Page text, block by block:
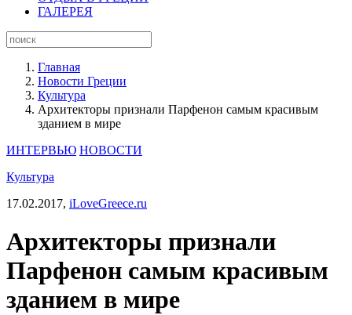
ГАЛЕРЕЯ
Главная
Новости Греции
Культура
Архитекторы признали Парфенон самым красивым
зданием в мире
ИНТЕРВЬЮ НОВОСТИ
Культура
17.02.2017, iLoveGreece.ru
Архитекторы признали
Парфенон самым красивым
зданием в мире